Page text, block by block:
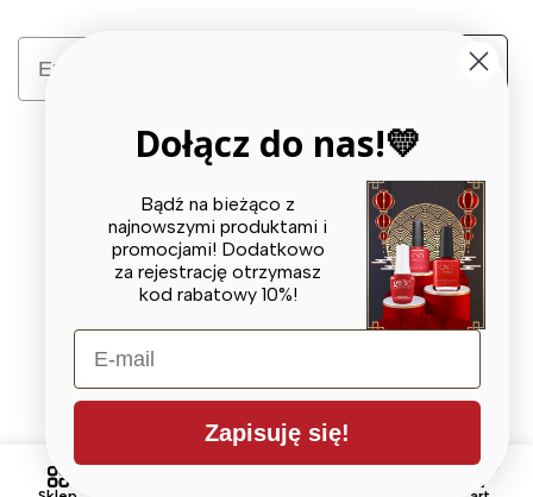
Email
Zapisz się
© 2026 X BEAUTY GROUP. All Rights Reserved
0
Dołącz do nas!💛
Bądź na bieżąco z
najnowszymi produktami i
promocjami! Dodatkowo
za rejestrację otrzymasz
kod rabatowy 10%!
E-mail
Zapisuję się!